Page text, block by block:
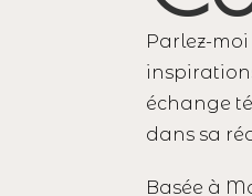
Parlez-moi
échange
dans sa
Basée à